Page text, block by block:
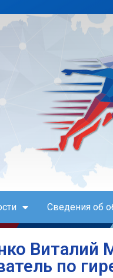
Сведения об
Виталий
по